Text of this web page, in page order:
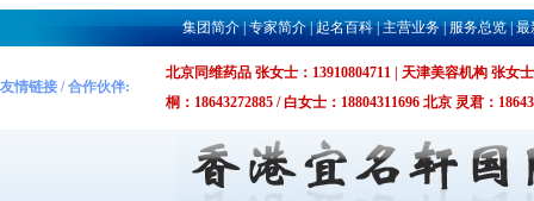
集团简介|专家简介|起名百科|主营业务|服务总览|最
友情链接 / 合作伙伴:
北京同维药品 张女士：13910804711 | 天津美容机构 张女
桐：18643272885 / 白女士：18804311696 北京 灵君：